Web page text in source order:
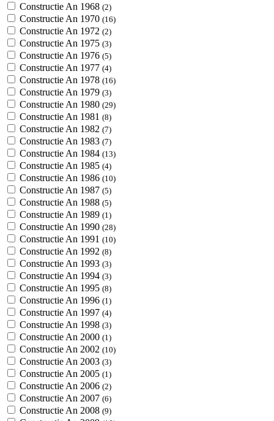
Constructie An 1968 (2)
Constructie An 1970 (16)
Constructie An 1972 (2)
Constructie An 1975 (3)
Constructie An 1976 (5)
Constructie An 1977 (4)
Constructie An 1978 (16)
Constructie An 1979 (3)
Constructie An 1980 (29)
Constructie An 1981 (8)
Constructie An 1982 (7)
Constructie An 1983 (7)
Constructie An 1984 (13)
Constructie An 1985 (4)
Constructie An 1986 (10)
Constructie An 1987 (5)
Constructie An 1988 (5)
Constructie An 1989 (1)
Constructie An 1990 (28)
Constructie An 1991 (10)
Constructie An 1992 (8)
Constructie An 1993 (3)
Constructie An 1994 (3)
Constructie An 1995 (8)
Constructie An 1996 (1)
Constructie An 1997 (4)
Constructie An 1998 (3)
Constructie An 2000 (1)
Constructie An 2002 (10)
Constructie An 2003 (3)
Constructie An 2005 (1)
Constructie An 2006 (2)
Constructie An 2007 (6)
Constructie An 2008 (9)